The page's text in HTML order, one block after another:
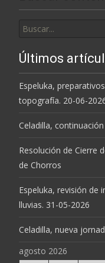
por:
Últimos
Espeluka,
topografía. 20-06-
Celadilla,
Resolución de Cierre
de Chorros
Espeluka, revisión de
lluvias. 31-05-2026
Celadilla, nueva
agosto 2026